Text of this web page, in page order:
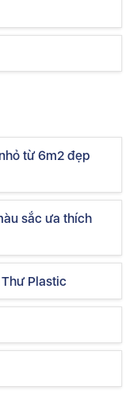
từ 6m2 đẹp
sắc ưa thích
Plastic